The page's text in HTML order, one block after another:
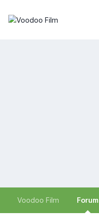
Voodoo Film Forum